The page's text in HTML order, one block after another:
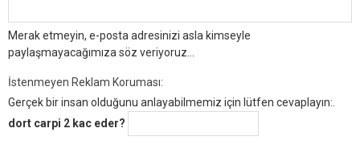
Merak etmeyin, e-posta adresinizi asla kimseyle
paylaşmayacağımıza söz veriyoruz...
İstenmeyen Reklam Koruması:
Gerçek bir insan olduğunu anlayabilmemiz için lütfen cevaplayın:.
dort carpi 2 kac eder?